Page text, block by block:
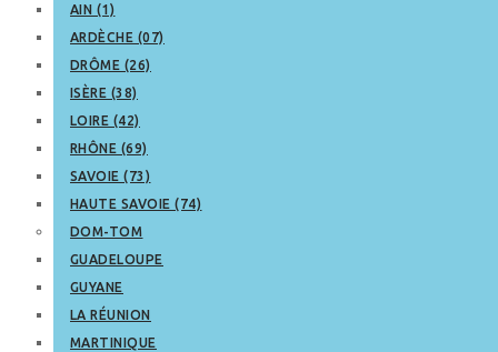
AIN (1)
ARDÈCHE (07)
DRÔME (26)
ISÈRE (38)
LOIRE (42)
RHÔNE (69)
SAVOIE (73)
HAUTE SAVOIE (74)
DOM-TOM
GUADELOUPE
GUYANE
LA RÉUNION
MARTINIQUE